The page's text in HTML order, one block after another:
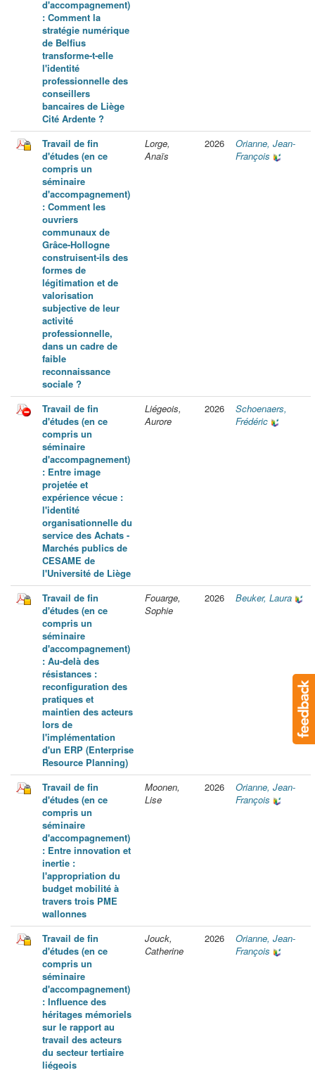
d'accompagnement)
: Comment la
stratégie numérique
de Belfius
transforme-t-elle
l'identité
professionnelle des
conseillers
bancaires de Liège
Cité Ardente ?
Travail de fin
d'études (en ce
compris un
séminaire
d'accompagnement)
: Comment les
ouvriers
communaux de
Grâce-Hollogne
construisent-ils des
formes de
légitimation et de
valorisation
subjective de leur
activité
professionnelle,
dans un cadre de
faible
reconnaissance
sociale ?
Lorge,
Anaïs
2026
Orianne, Jean-
François
Travail de fin
d'études (en ce
compris un
séminaire
d'accompagnement)
: Entre image
projetée et
expérience vécue :
l'identité
organisationnelle du
service des Achats -
Marchés publics de
CESAME de
l'Université de Liège
Liégeois,
Aurore
2026
Schoenaers,
Frédéric
Travail de fin
d'études (en ce
compris un
séminaire
d'accompagnement)
: Au-delà des
résistances :
reconfiguration des
pratiques et
maintien des acteurs
lors de
l'implémentation
d'un ERP (Enterprise
Resource Planning)
Fouarge,
Sophie
2026 Beuker, Laura
Travail de fin
d'études (en ce
compris un
séminaire
d'accompagnement)
: Entre innovation et
inertie :
l'appropriation du
budget mobilité à
travers trois PME
wallonnes
Moonen,
Lise
2026
Orianne, Jean-
François
Travail de fin
d'études (en ce
compris un
séminaire
d'accompagnement)
: Influence des
héritages mémoriels
sur le rapport au
travail des acteurs
du secteur tertiaire
liégeois
Jouck,
Catherine
2026
Orianne, Jean-
François